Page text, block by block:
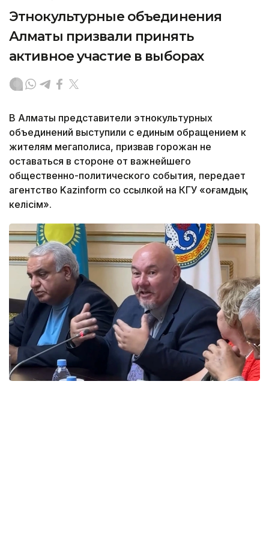
Этнокультурные объединения
Алматы призвали принять
активное участие в выборах
В Алматы представители этнокультурных
объединений выступили с единым обращением к
жителям мегаполиса, призвав горожан не
оставаться в стороне от важнейшего
общественно-политического события, передает
агентство Kazinform со ссылкой на КГУ «Қоғамдық
келісім».